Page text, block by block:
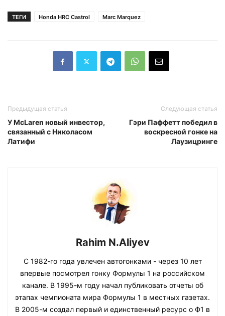
ТЕГИ Honda HRC Castrol Marc Marquez
Предыдущая статья
У McLaren новый инвестор,
связанный с Николасом
Латифи
Следующая статья
Гэри Паффетт победил в
воскресной гонке на
Лаузицринге
Rahim N.Aliyev
С 1982-го года увлечен автогонками - через 10 лет
впервые посмотрел гонку Формулы 1 на российском
канале. В 1995-м году начал публиковать отчеты об
этапах чемпионата мира Формулы 1 в местных газетах.
В 2005-м создал первый и единственный ресурс о Ф1 в